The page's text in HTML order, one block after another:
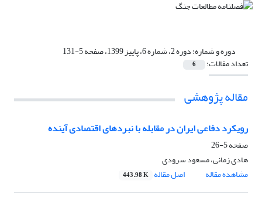
دوره و شماره:دوره 2، شماره 6، پاییز 1399، صفحه 5-131
تعداد مقالات: 6
مقاله پژوهشی
رویکرد دفاعی ایران در مقابله با نبردهای اقتصادی آینده
صفحه5-26
هادی زمانی، مسعود سرودی
مشاهده مقاله
اصل مقاله 443.98 K